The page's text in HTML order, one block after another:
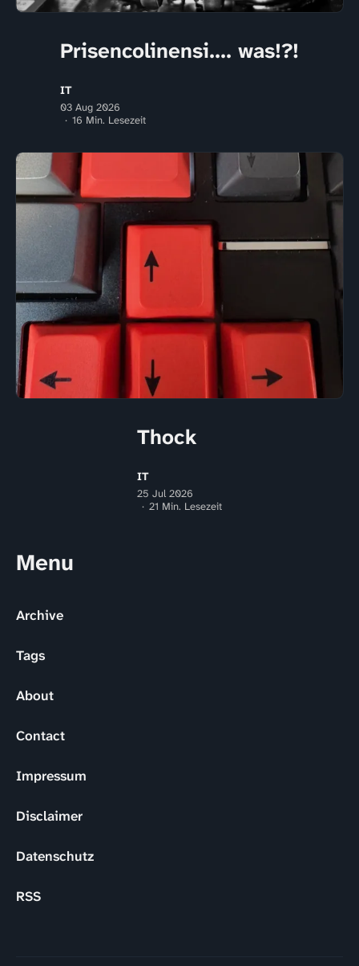
Prisencolinensi.... was!?!
IT
03 Aug 2026
16 Min. Lesezeit
Thock
IT
25 Jul 2026
21 Min. Lesezeit
Menu
Archive
Tags
About
Contact
Impressum
Disclaimer
Datenschutz
RSS